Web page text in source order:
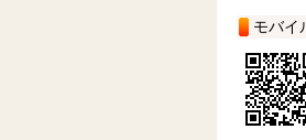
モバイ